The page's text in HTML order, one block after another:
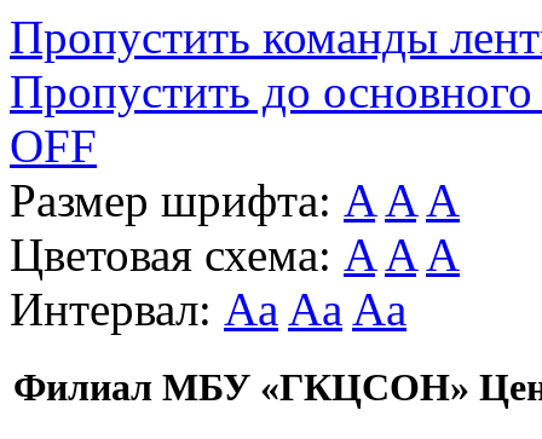
Пропустить команды
Пропустить до основного
OFF
Размер шрифта: A A A
Цветовая схема: A A A
Интервал: Aa Aa Aa
Филиал МБУ «ГКЦСОН»